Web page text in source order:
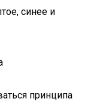
синее и
принципа